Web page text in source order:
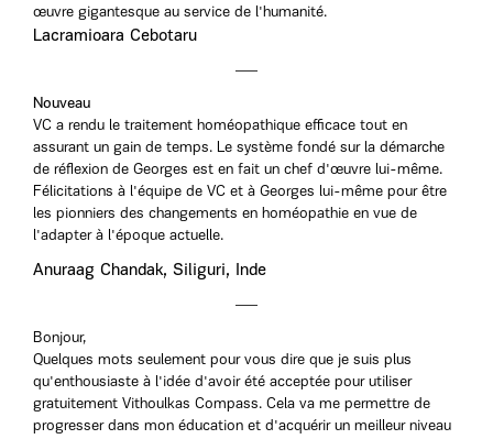
œuvre gigantesque au service de l'humanité.
Lacramioara Cebotaru
Nouveau
VC a rendu le traitement homéopathique efficace tout en
assurant un gain de temps. Le système fondé sur la démarche
de réflexion de Georges est en fait un chef d'œuvre lui-même.
Félicitations à l'équipe de VC et à Georges lui-même pour être
les pionniers des changements en homéopathie en vue de
l'adapter à l'époque actuelle.
Anuraag Chandak, Siliguri, Inde
Bonjour,
Quelques mots seulement pour vous dire que je suis plus
qu'enthousiaste à l'idée d'avoir été acceptée pour utiliser
gratuitement Vithoulkas Compass. Cela va me permettre de
progresser dans mon éducation et d'acquérir un meilleur niveau